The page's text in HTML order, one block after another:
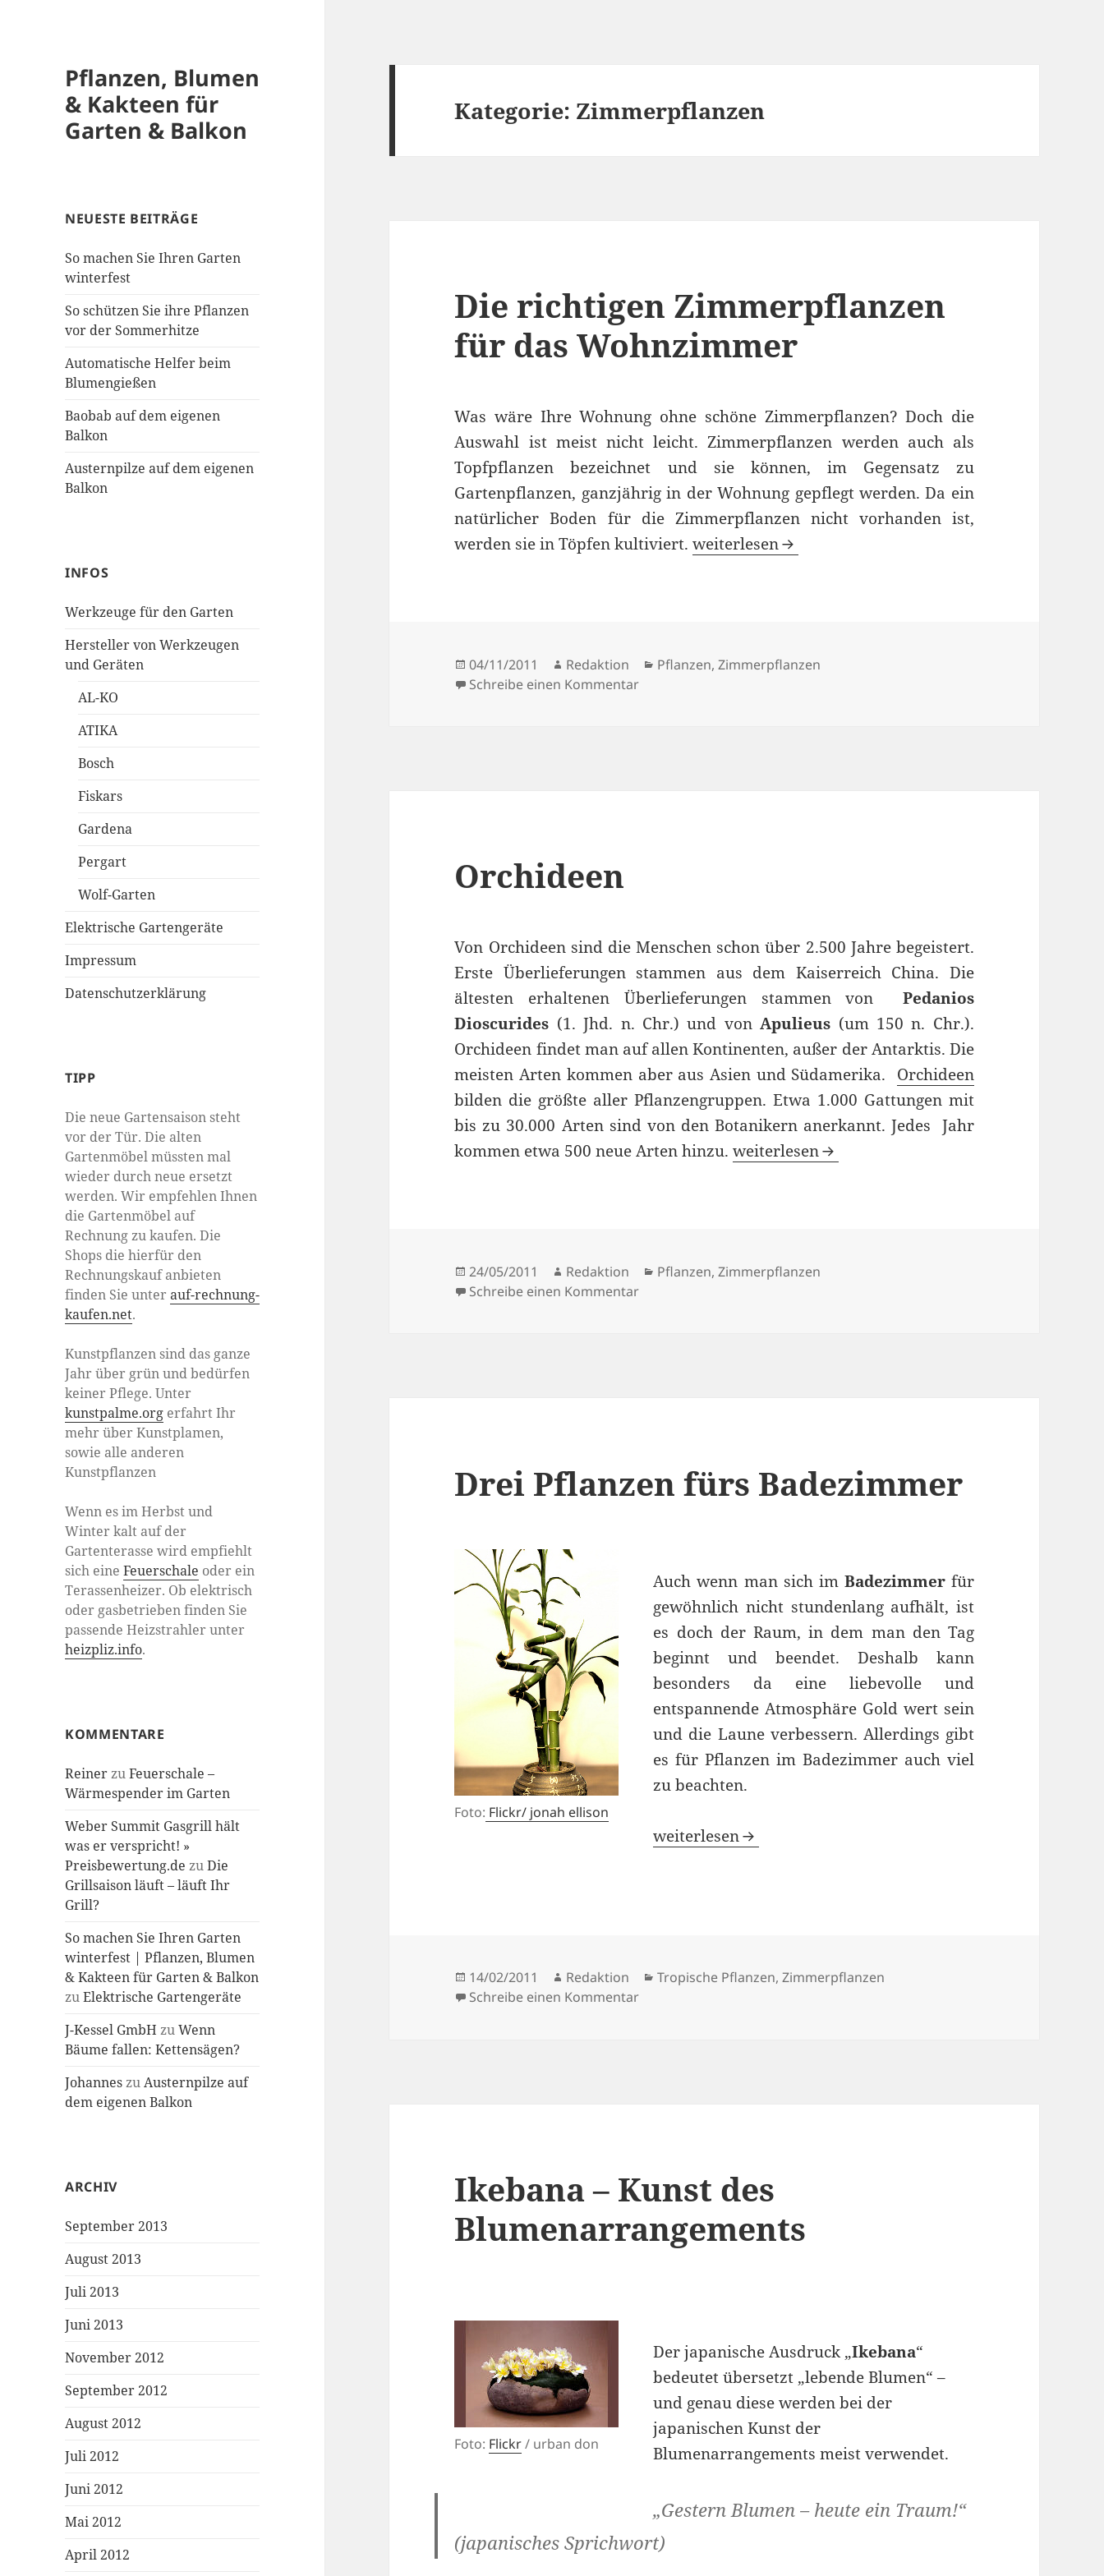
Pflanzen, Blumen
& Kakteen für
Garten & Balkon
NEUESTE BEITRÄGE
So machen Sie Ihren Garten
winterfest
So schützen Sie ihre Pflanzen
vor der Sommerhitze
Automatische Helfer beim
Blumengießen
Baobab auf dem eigenen
Balkon
Austernpilze auf dem eigenen
Balkon
INFOS
Werkzeuge für den Garten
Hersteller von Werkzeugen
und Geräten
AL-KO
ATIKA
Bosch
Fiskars
Gardena
Pergart
Wolf-Garten
Elektrische Gartengeräte
Impressum
Datenschutzerklärung
TIPP
Die neue Gartensaison steht
vor der Tür. Die alten
Gartenmöbel müssten mal
wieder durch neue ersetzt
werden. Wir empfehlen Ihnen
die Gartenmöbel auf
Rechnung zu kaufen. Die
Shops die hierfür den
Rechnungskauf anbieten
finden Sie unterauf-rechnung-
kaufen.net.
Kunstpflanzen sind das ganze
Jahr über grün und bedürfen
keiner Pflege. Unter
kunstpalme.org erfahrt Ihr
mehr über Kunstplamen,
sowie alle anderen
Kunstpflanzen
Wenn es im Herbst und
Winter kalt auf der
Gartenterasse wird empfiehlt
sich eineFeuerschale oder ein
Terassenheizer. Ob elektrisch
oder gasbetrieben finden Sie
passende Heizstrahler unter
heizpliz.info.
KOMMENTARE
ReinerzuFeuerschale –
Wärmespender im Garten
Weber Summit Gasgrill hält
was er verspricht! »
Preisbewertung.de zuDie
Grillsaison läuft – läuft Ihr
Grill?
So machen Sie Ihren Garten
winterfest | Pflanzen, Blumen
& Kakteen für Garten & Balkon
zuElektrische Gartengeräte
J-Kessel GmbH zuWenn
Bäume fallen: Kettensägen?
JohanneszuAusternpilze auf
dem eigenen Balkon
ARCHIV
September 2013
August 2013
Juli 2013
Juni 2013
November 2012
September 2012
August 2012
Juli 2012
Juni 2012
Mai 2012
April 2012
Kategorie: Zimmerpflanzen
Die richtigen Zimmerpflanzen
für das Wohnzimmer
Was wäre Ihre Wohnung ohne schöne Zimmerpflanzen? Doch die
Auswahl ist meist nicht leicht. Zimmerpflanzen werden auch als
Topfpflanzen bezeichnet und sie können, im Gegensatz zu
Gartenpflanzen, ganzjährig in der Wohnung gepflegt werden. Da ein
natürlicher Boden für die Zimmerpflanzen nicht vorhanden ist,
werden sie in Töpfen kultiviert.Die richtigen Zimmerpflanzen für das Wohnzimmer
weiterlesen
Veröffentlicht
am
04/11/2011 Autor
Redaktion Kategorien
Pflanzen,Zimmerpflanzen
Schreibe einen Kommentarzu Die richtigen Zimmerpflanzen für das Wohnzimmer
Orchideen
Von Orchideen sind die Menschen schon über 2.500 Jahre begeistert.
Erste Überlieferungen stammen aus dem Kaiserreich China. Die
ältesten erhaltenen Überlieferungen stammen von Pedanios
Dioscurides (1. Jhd. n. Chr.) und vonApulieus (um 150 n. Chr.).
Orchideen findet man auf allen Kontinenten, außer der Antarktis. Die
meisten Arten kommen aber aus Asien und Südamerika. Orchideen
bilden die größte aller Pflanzengruppen. Etwa 1.000 Gattungen mit
bis zu 30.000 Arten sind von den Botanikern anerkannt. Jedes Jahr
kommen etwa 500 neue Arten hinzu.Orchideen
weiterlesen
Veröffentlicht
am
24/05/2011 Autor
Redaktion Kategorien
Pflanzen,Zimmerpflanzen
Schreibe einen Kommentarzu Orchideen
Drei Pflanzen fürs Badezimmer
Foto: Flickr/ jonah ellison
Auch wenn man sich im Badezimmerfür
gewöhnlich nicht stundenlang aufhält, ist
es doch der Raum, in dem man den Tag
beginnt und beendet. Deshalb kann
besonders da eine liebevolle und
entspannende Atmosphäre Gold wert sein
und die Laune verbessern. Allerdings gibt
es für Pflanzen im Badezimmer auch viel
zu beachten.
Drei Pflanzen fürs Badezimmer
weiterlesen
Veröffentlicht
am
14/02/2011 Autor
Redaktion Kategorien
Tropische Pflanzen,Zimmerpflanzen
Schreibe einen Kommentarzu Drei Pflanzen fürs Badezimmer
Ikebana – Kunst des
Blumenarrangements
Foto: Flickr/ urban don
Der japanische Ausdruck „Ikebana“
bedeutet übersetzt „lebende Blumen“ –
und genau diese werden bei der
japanischen Kunst der
Blumenarrangements meist verwendet.
„Gestern Blumen – heute ein Traum!“
(japanisches Sprichwort)